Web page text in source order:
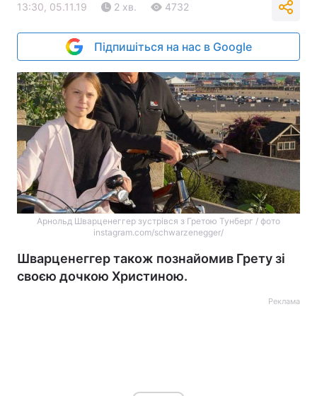
13:30, 05.11.19 2 хв. 4732
Підпишіться на нас в Google
Арнольд Шварценеггер зустрівся з Гретою Тунберг / фото
instagram.com/schwarzenegger/
Шварценеггер також познайомив Грету зі
своєю дочкою Христиною.
Реклама